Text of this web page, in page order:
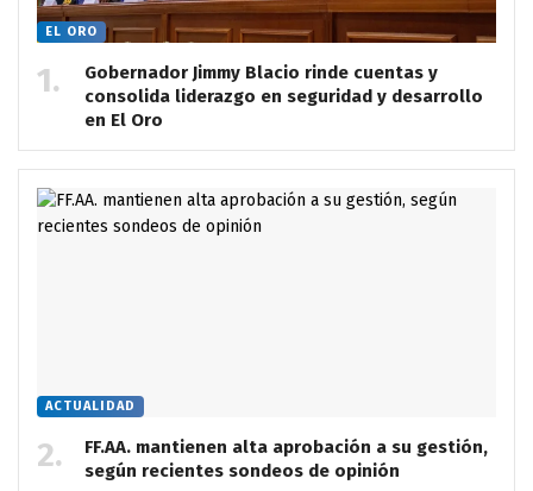
EL ORO
Gobernador Jimmy Blacio rinde cuentas y
consolida liderazgo en seguridad y desarrollo
en El Oro
ACTUALIDAD
FF.AA. mantienen alta aprobación a su gestión,
según recientes sondeos de opinión